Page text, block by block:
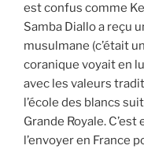
est confus comme
Samba Diallo a reçu
musulmane (c’était
coranique voyait en
avec les valeurs
l’école des blancs
Grande Royale.
l’envoyer en France